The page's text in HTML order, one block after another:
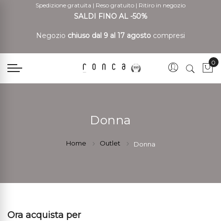
Spedizione gratuita | Reso gratuito | Ritiro in negozio
SALDI FINO AL -50%
Negozio chiuso dal 9 al 17 agosto compresi
0
Donna
Home Outlet Donna
Ora acquista per